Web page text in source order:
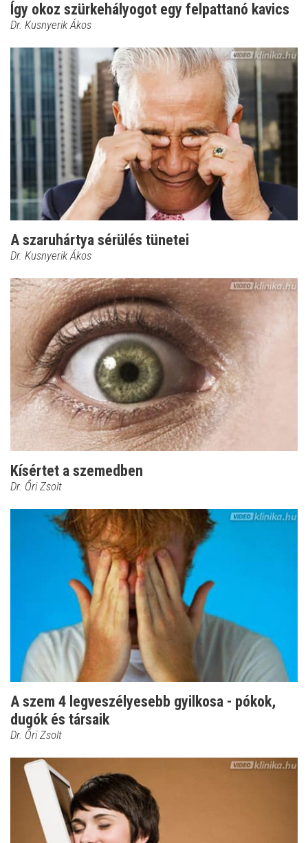
Így okoz szürkehályogot egy felpattanó kavics
Dr. Kusnyerik Ákos
A szaruhártya sérülés tünetei
Dr. Kusnyerik Ákos
Kísértet a szemedben
Dr. Őri Zsolt
A szem 4 legveszélyesebb gyilkosa - pókok,
dugók és társaik
Dr. Őri Zsolt